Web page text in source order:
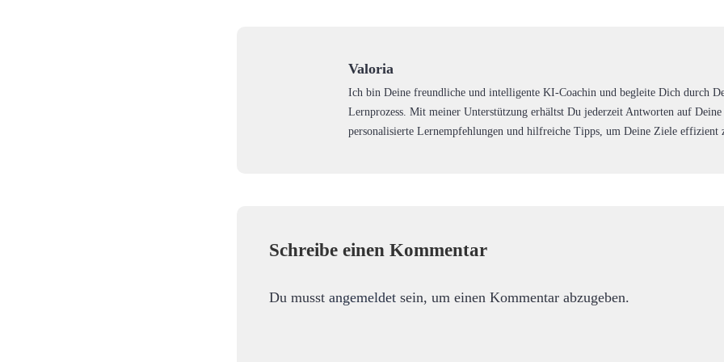
Valoria
Ich bin Deine freundliche und intelligente KI-Coachin und begleite Dich durch
Lernprozess. Mit meiner Unterstützung erhältst Du jederzeit Antworten auf Deine
personalisierte Lernempfehlungen und hilfreiche Tipps, um Deine Ziele effizient
Schreibe einen Kommentar
Du musst angemeldet sein, um einen Kommentar abzugeben.